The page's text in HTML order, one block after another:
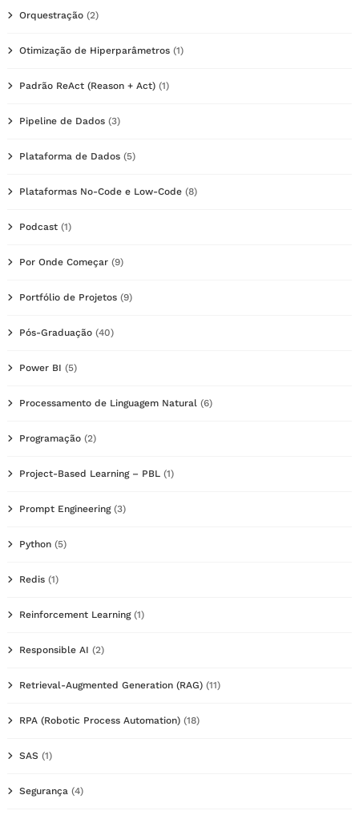
Orquestração (2)
Otimização de Hiperparâmetros (1)
Padrão ReAct (Reason + Act) (1)
Pipeline de Dados (3)
Plataforma de Dados (5)
Plataformas No-Code e Low-Code (8)
Podcast (1)
Por Onde Começar (9)
Portfólio de Projetos (9)
Pós-Graduação (40)
Power BI (5)
Processamento de Linguagem Natural (6)
Programação (2)
Project-Based Learning – PBL (1)
Prompt Engineering(3)
Python (5)
Redis (1)
Reinforcement Learning(1)
Responsible AI (2)
Retrieval-Augmented Generation (RAG) (11)
RPA (Robotic Process Automation) (18)
SAS (1)
Segurança (4)